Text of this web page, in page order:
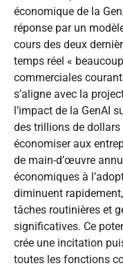
économique de la
réponse par un
cours des deux
temps réel «
commerciales
s’aligne avec la
l’impact de la GenAI
des trillions de dollars
économiser aux
de main-d’œuvre
économiques à
diminuent
tâches routinières et
significatives. Ce
crée une incitation
toutes les fonctions